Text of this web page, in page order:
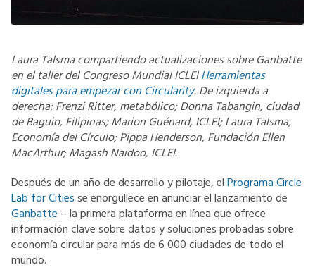
Laura Talsma compartiendo actualizaciones sobre Ganbatte
en el taller del Congreso Mundial ICLEIHerramientas
digitales para empezar con Circularity. De izquierda a
derecha: Frenzi Ritter, metabólico; Donna Tabangin, ciudad
de Baguio, Filipinas; Marion Guénard, ICLEI; Laura Talsma,
Economía del Círculo; Pippa Henderson, Fundación Ellen
MacArthur; Magash Naidoo, ICLEI.
Después de un año de desarrollo y pilotaje, elPrograma Circle
Lab for Citiesse enorgullece en anunciar el lanzamiento de
Ganbatte – la primera plataforma en línea que ofrece
información clave sobre datos y soluciones probadas sobre
economía circular para más de 6 000 ciudades de todo el
mundo.